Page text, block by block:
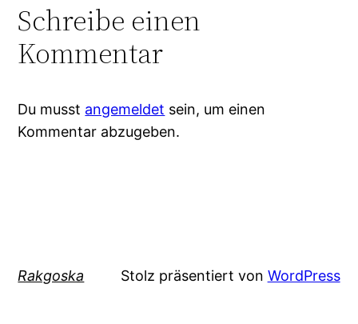
Schreibe einen
Kommentar
Du musst angemeldet sein, um einen
Kommentar abzugeben.
Rakgoska Stolz präsentiert von WordPress